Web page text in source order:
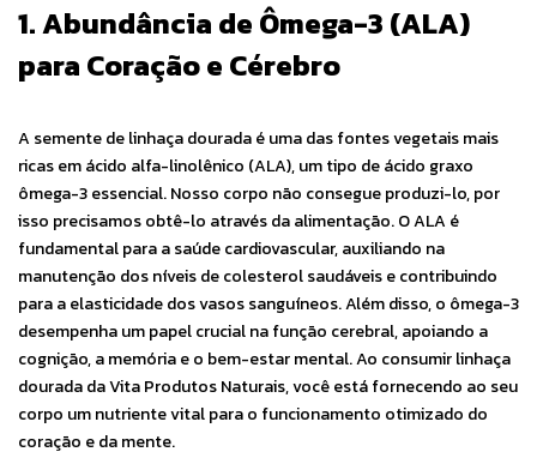
1. Abundância de Ômega-3 (ALA)
para Coração e Cérebro
A semente de linhaça dourada é uma das fontes vegetais mais
ricas em ácido alfa-linolênico (ALA), um tipo de ácido graxo
ômega-3 essencial. Nosso corpo não consegue produzi-lo, por
isso precisamos obtê-lo através da alimentação. O ALA é
fundamental para a saúde cardiovascular, auxiliando na
manutenção dos níveis de colesterol saudáveis e contribuindo
para a elasticidade dos vasos sanguíneos. Além disso, o ômega-3
desempenha um papel crucial na função cerebral, apoiando a
cognição, a memória e o bem-estar mental. Ao consumir linhaça
dourada da Vita Produtos Naturais, você está fornecendo ao seu
corpo um nutriente vital para o funcionamento otimizado do
coração e da mente.